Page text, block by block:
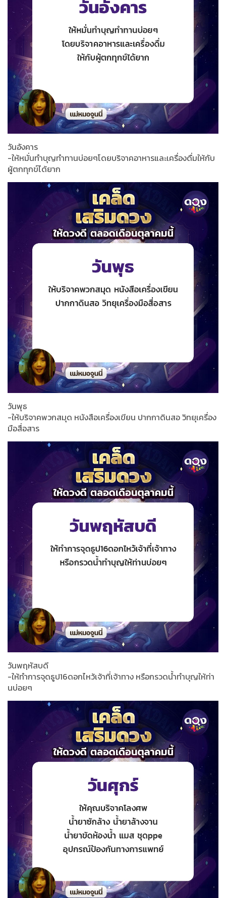
วันอังคาร
-ให้หมั่นทำบุญทำทานบ่อยๆโดยบริจาคอาหารและเครื่องดื่มให้กับ
ผู้ตกทุกข์ได้ยาก
วันพุธ
-ให้บริจาคพวกสมุด หนังสือเครื่องเขียน ปากกาดินสอ วิทยุเครื่อง
มือสื่อสาร
วันพฤหัสบดี
-ให้ทำการจุดธูป16ดอกไหว้เจ้าที่เจ้าทาง หรือกรวดน้ำทำบุญให้ท่า
นบ่อยๆ